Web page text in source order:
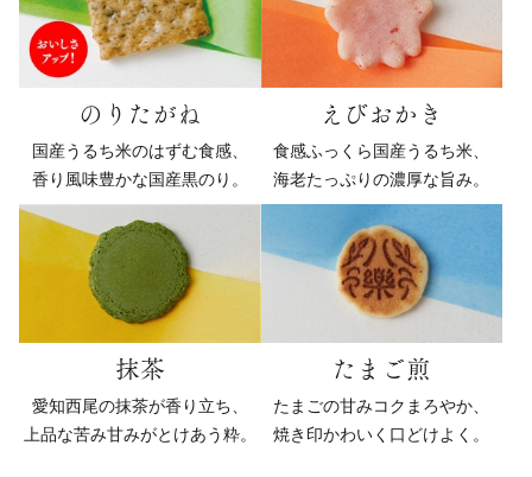
のりたがね
国産うるち米のはずむ食感、
香り風味豊かな国産黒のり。
えびおかき
食感ふっくら国産うるち米、
海老たっぷりの濃厚な旨み。
抹茶
愛知西尾の抹茶が香り立ち、
上品な苦み甘みがとけあう粋。
たまご煎
たまごの甘みコクまろやか、
焼き印かわいく口どけよく。